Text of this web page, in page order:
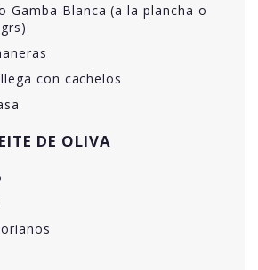
Gamba Blanca (a la plancha o
con cachelos
DE OLIVA